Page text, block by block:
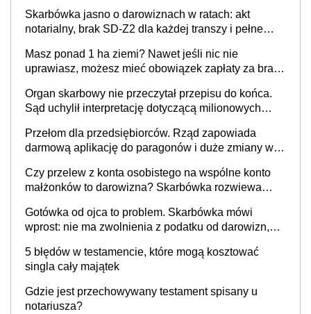
Skarbówka jasno o darowiznach w ratach: akt
notarialny, brak SD-Z2 dla każdej transzy i pełne
Masz ponad 1 ha ziemi? Nawet jeśli nic nie
uprawiasz, możesz mieć obowiązek zapłaty za brak
Organ skarbowy nie przeczytał przepisu do końca.
Sąd uchylił interpretację dotyczącą milionowych
Przełom dla przedsiębiorców. Rząd zapowiada
darmową aplikację do paragonów i duże zmiany w
Czy przelew z konta osobistego na wspólne konto
małżonków to darowizna? Skarbówka rozwiewa
Gotówka od ojca to problem. Skarbówka mówi
wprost: nie ma zwolnienia z podatku od darowizn,
obdarowanego
5 błędów w testamencie, które mogą kosztować
singla cały majątek
Gdzie jest przechowywany testament spisany u
notariusza?